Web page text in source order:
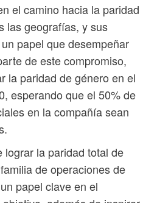
el camino hacia la paridad
las geografías, y sus
papel que desempeñar
de este compromiso,
la paridad de género en el
esperando que el 50% de
en la compañía sean
lograr la paridad total de
de operaciones de
papel clave en el